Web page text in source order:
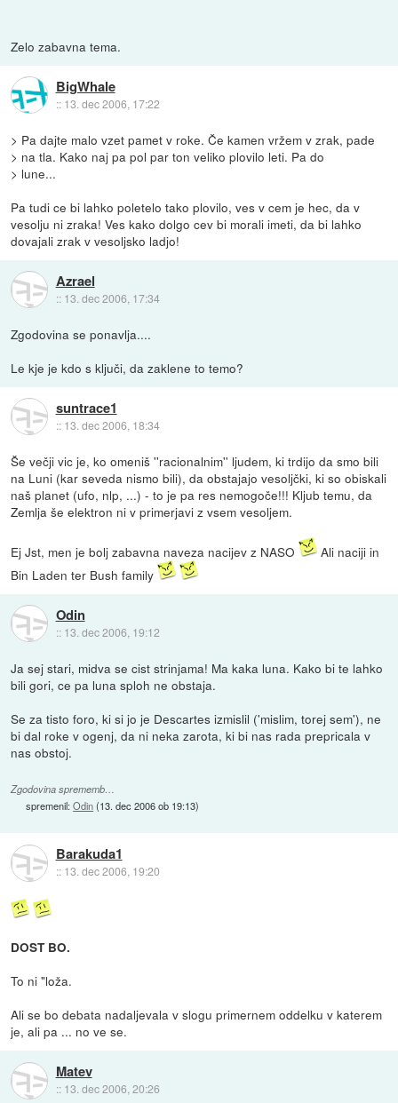
Zelo zabavna tema.
BigWhale
:: 13. dec 2006, 17:22
> Pa dajte malo vzet pamet v roke. Če kamen vržem v zrak, pade
> na tla. Kako naj pa pol par ton veliko plovilo leti. Pa do
> lune...
Pa tudi ce bi lahko poletelo tako plovilo, ves v cem je hec, da v
vesolju ni zraka! Ves kako dolgo cev bi morali imeti, da bi lahko
dovajali zrak v vesoljsko ladjo!
Azrael
:: 13. dec 2006, 17:34
Zgodovina se ponavlja....
Le kje je kdo s ključi, da zaklene to temo?
suntrace1
:: 13. dec 2006, 18:34
Še večji vic je, ko omeniš ''racionalnim'' ljudem, ki trdijo da smo bili
na Luni (kar seveda nismo bili), da obstajajo vesoljčki, ki so obiskali
naš planet (ufo, nlp, ...) - to je pa res nemogoče!!! Kljub temu, da
Zemlja še elektron ni v primerjavi z vsem vesoljem.
Ej Jst, men je bolj zabavna naveza nacijev z NASO
Ali naciji in
Bin Laden ter Bush family
Odin
:: 13. dec 2006, 19:12
Ja sej stari, midva se cist strinjama! Ma kaka luna. Kako bi te lahko
bili gori, ce pa luna sploh ne obstaja.
Se za tisto foro, ki si jo je Descartes izmislil ('mislim, torej sem'), ne
bi dal roke v ogenj, da ni neka zarota, ki bi nas rada prepricala v
nas obstoj.
Zgodovina sprememb…
spremenil:Odin(13. dec 2006 ob 19:13)
Barakuda1
:: 13. dec 2006, 19:20
DOST BO.
To ni "loža.
Ali se bo debata nadaljevala v slogu primernem oddelku v katerem
je, ali pa ... no ve se.
Matev
:: 13. dec 2006, 20:26